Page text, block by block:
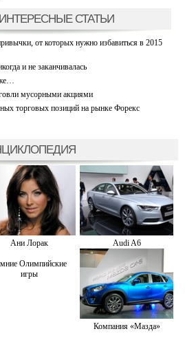
СТАТЬИ
от которых нужно избавиться в 2015
и не заканчивалась
мусорными акциями
торговых позиций на рынке Форекс
Ани Лорак Audi A6
Олимпийские
игры
Компания «Мазда»